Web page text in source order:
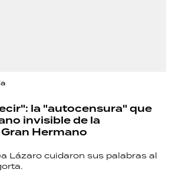
la "autocensura" que
invisible de la
Hermano
Lázaro cuidaron sus palabras al